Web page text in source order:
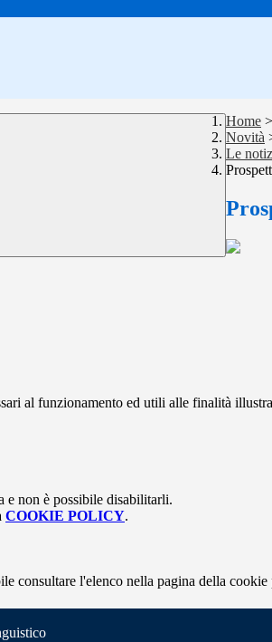
Home >
Novità
Le
al funzionamento ed utili alle finalità
e non è possibile disabilitarli.
COOKIE POLICY.
consultare l'elenco nella pagina della cookie